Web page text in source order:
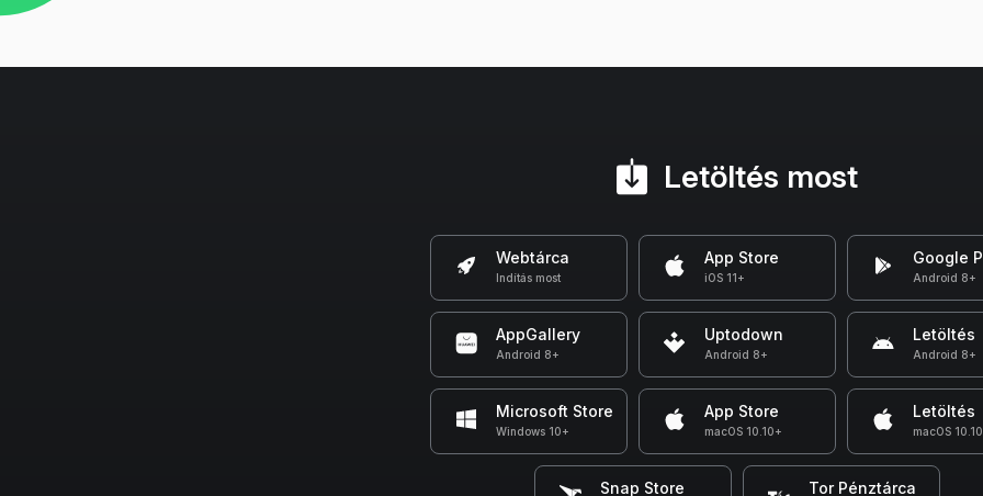
Letöltés most
Webtárca
Indítás most
App Store
iOS 11+
Google
Android 8+
AppGallery
Android 8+
Uptodown
Android 8+
Letöltés
Android 8+
Microsoft Store
Windows 10+
App Store
macOS 10.10+
Letöltés
macOS
Snap Store Tor Pénztárca